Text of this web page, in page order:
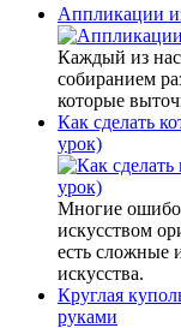
Аппликации
Каждый из
собиранием
которые
Как сделать
урок)
Многие
искусством
есть сложные
искусства.
Круглая
руками